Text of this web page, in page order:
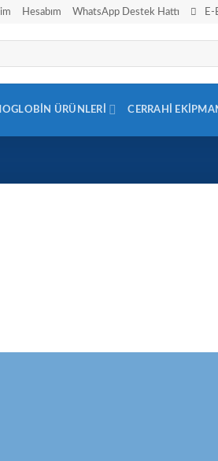
Hesabım WhatsApp Destek Hattı E-
ÜRÜNLERI CERRAHI